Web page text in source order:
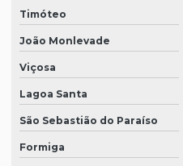
Timóteo
João Monlevade
Viçosa
Lagoa Santa
São Sebastião do Paraíso
Formiga